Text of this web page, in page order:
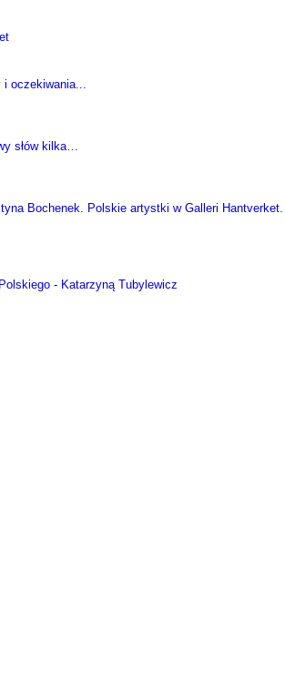
i oczekiwania...
słów kilka…
Bochenek. Polskie artystki w Galleri Hantverket.
- Katarzyną Tubylewicz